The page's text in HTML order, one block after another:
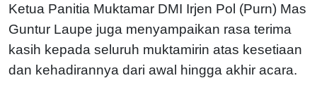
Ketua Panitia Muktamar DMI Irjen Pol (Purn) Mas
Guntur Laupe juga menyampaikan rasa terima
kasih kepada seluruh muktamirin atas kesetiaan
dan kehadirannya dari awal hingga akhir acara.